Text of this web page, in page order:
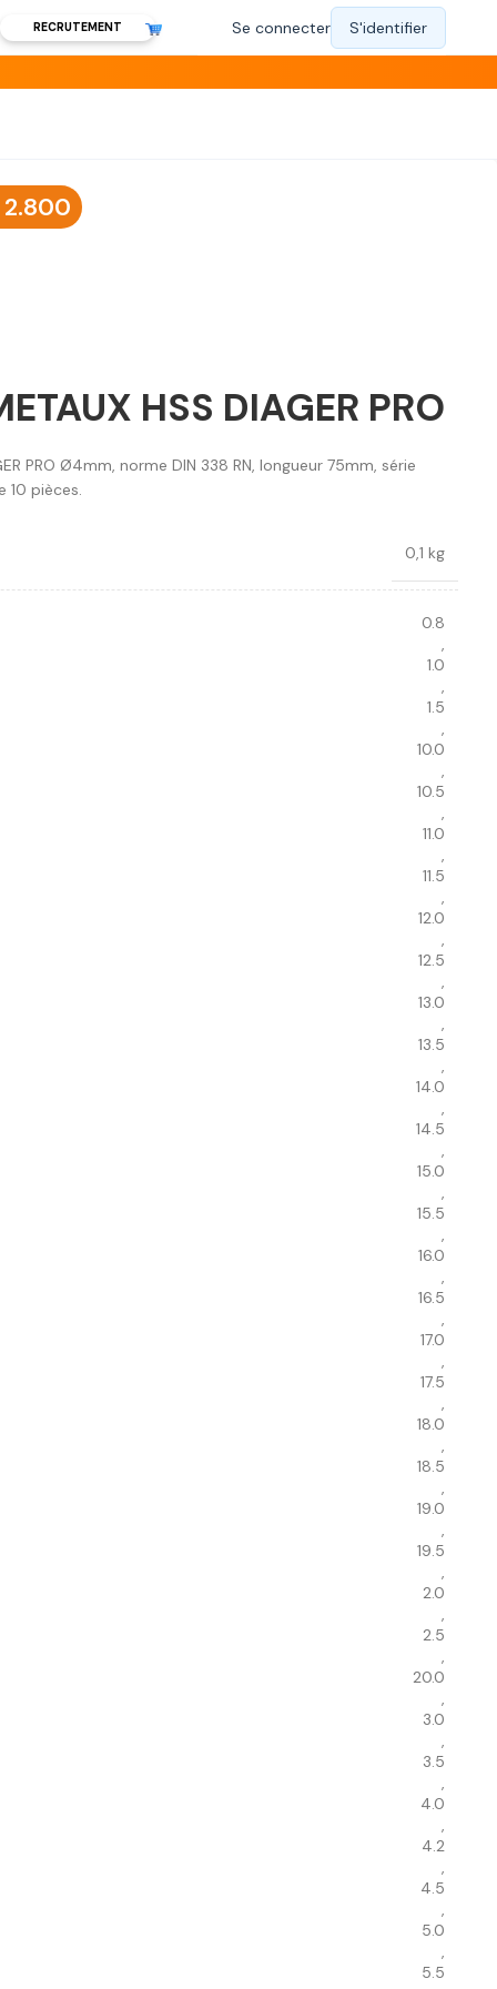
RECRUTEMENT
2.800
HSS DIAGER PRO
PRO Ø4mm, norme DIN 338 RN, longueur 75mm, série
10 pièces.
0,1 kg
0.8
,
1.0
,
1.5
,
10.0
,
10.5
,
11.0
,
11.5
,
12.0
,
12.5
,
13.0
,
13.5
,
14.0
,
14.5
,
15.0
,
15.5
,
16.0
,
16.5
,
17.0
,
17.5
,
18.0
,
18.5
,
19.0
,
19.5
,
2.0
,
2.5
,
20.0
,
3.0
,
3.5
,
4.0
,
4.2
,
4.5
,
5.0
,
5.5